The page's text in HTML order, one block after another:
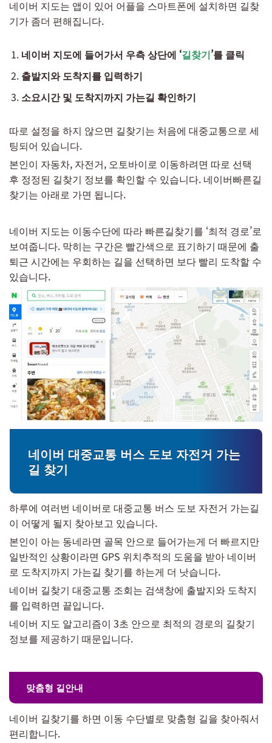
네이버 지도는 앱이 있어 어플을 스마트폰에 설치하면 길찾
기가 좀더 편해집니다.
네이버 지도에 들어가서 우측 상단에 ‘길찾기’를 클릭
출발지와 도착지를 입력하기
소요시간 및 도착지까지 가는길 확인하기
따로 설정을 하지 않으면 길찾기는 처음에 대중교통으로 세
팅되어 있습니다.
본인이 자동차, 자전거, 오토바이로 이동하려면 따로 선택
후 정정된 길찾기 정보를 확인할 수 있습니다. 네이버빠른길
찾기는 아래로 가면 됩니다.
네이버 지도는 이동수단에 따라 빠른길찾기를 ‘최적 경로’로
보여줍니다. 막히는 구간은 빨간색으로 표기하기 때문에 출
퇴근 시간에는 우회하는 길을 선택하면 보다 빨리 도착할 수
있습니다.
네이버 대중교통 버스 도보 자전거 가는
길 찾기
하루에 여러번 네이버로 대중교통 버스 도보 자전거 가는길
이 어떻게 될지 찾아보고 있습니다.
본인이 아는 동네라면 골목 안으로 들어가는게 더 빠르지만
일반적인 상황이라면 GPS 위치추적의 도움을 받아 네이버
로 도착지까지 가는길 찾기를 하는게 더 낫습니다.
네이버 길찾기 대중교통 조회는 검색창에 출발지와 도착지
를 입력하면 끝입니다.
네이버 지도 알고리즘이 3초 안으로 최적의 경로의 길찾기
정보를 제공하기 때문입니다.
맞춤형 길안내
네이버 길찾기를 하면 이동 수단별로 맞춤형 길을 찾아줘서
편리합니다.